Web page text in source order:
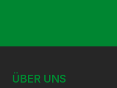
ÜBER UNS